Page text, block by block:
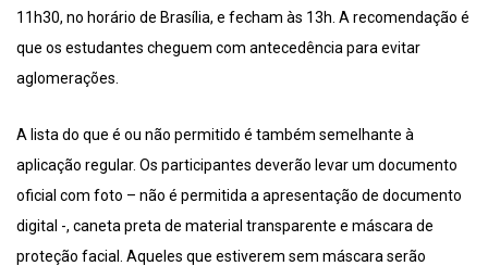
11h30, no horário de Brasília, e fecham às 13h. A recomendação é
que os estudantes cheguem com antecedência para evitar
aglomerações.
A lista do que é ou não permitido é também semelhante à
aplicação regular. Os participantes deverão levar um documento
oficial com foto – não é permitida a apresentação de documento
digital -, caneta preta de material transparente e máscara de
proteção facial. Aqueles que estiverem sem máscara serão